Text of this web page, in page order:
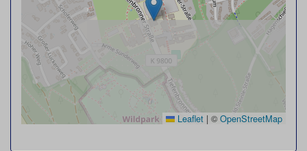
Leaflet | © OpenStreetMap